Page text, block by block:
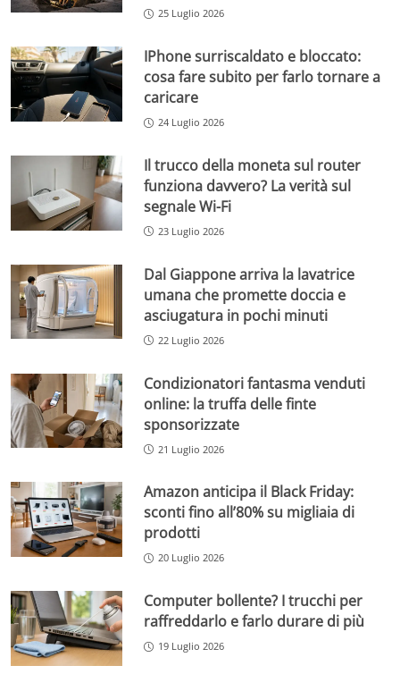
25 Luglio 2026
IPhone surriscaldato e bloccato:
cosa fare subito per farlo tornare a
caricare
24 Luglio 2026
Il trucco della moneta sul router
funziona davvero? La verità sul
segnale Wi-Fi
23 Luglio 2026
Dal Giappone arriva la lavatrice
umana che promette doccia e
asciugatura in pochi minuti
22 Luglio 2026
Condizionatori fantasma venduti
online: la truffa delle finte
sponsorizzate
21 Luglio 2026
Amazon anticipa il Black Friday:
sconti fino all’80% su migliaia di
prodotti
20 Luglio 2026
Computer bollente? I trucchi per
raffreddarlo e farlo durare di più
19 Luglio 2026